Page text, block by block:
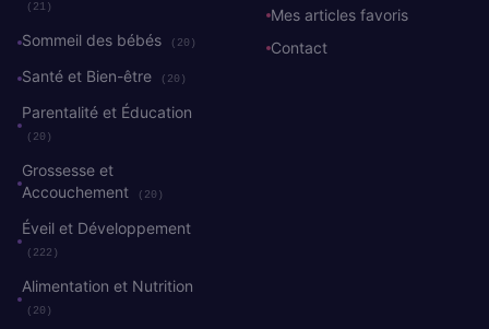
(21)
Sommeil des bébés (20)
Santé et Bien-être (20)
Parentalité et Éducation
(20)
Grossesse et
Accouchement
(20)
Éveil et Développement
(222)
Alimentation et Nutrition
(20)
Mes articles favoris
Contact